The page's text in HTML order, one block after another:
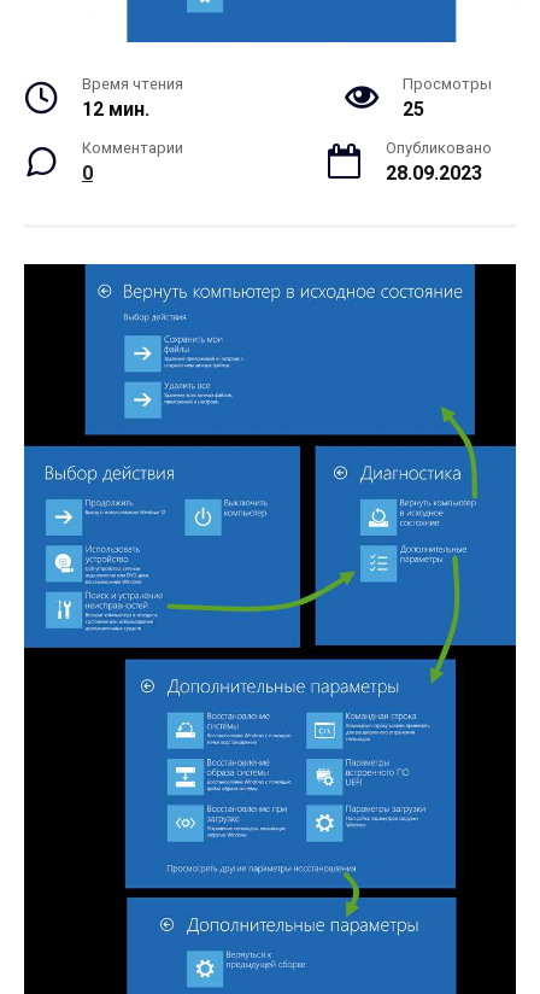
Время чтения
12 мин.
Просмотры
25
Комментарии
0
Опубликовано
28.09.2023